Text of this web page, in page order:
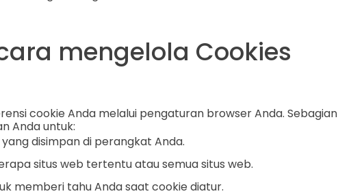
mengelola Cookies
cookie Anda melalui pengaturan browser Anda. Sebagian
Anda untuk:
disimpan di perangkat Anda.
situs web tertentu atau semua situs web.
memberi tahu Anda saat cookie diatur.